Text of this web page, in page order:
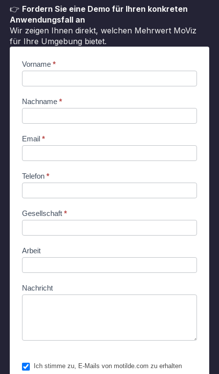
👉 Fordern Sie eine Demo für Ihren konkreten
Anwendungsfall an
Wir zeigen Ihnen direkt, welchen Mehrwert MoViz
für Ihre Umgebung bietet.
Contact
(DE)
Vorname *
Nachname *
Email *
Telefon *
Gesellschaft *
Arbeit
Nachricht
Ich stimme zu, E-Mails von motilde.com zu erhalten